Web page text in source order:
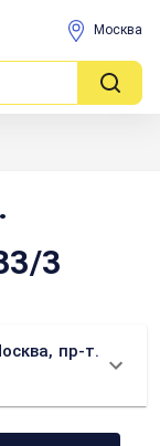
Москва
3
пр-т.